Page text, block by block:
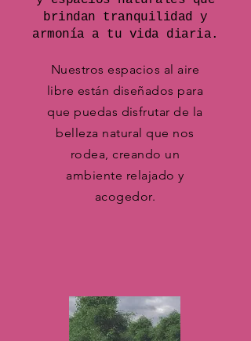
brindan tranquilidad y
armonía a tu vida diaria.
Nuestros espacios al aire
libre están diseñados para
que puedas disfrutar de la
belleza natural que nos
rodea, creando un
ambiente relajado y
acogedor.